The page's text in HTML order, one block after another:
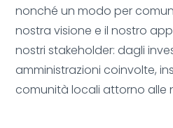
nonché un modo per
nostra visione e il nostro
nostri stakeholder: dagli
amministrazioni coinvolte,
comunità locali attorno alle